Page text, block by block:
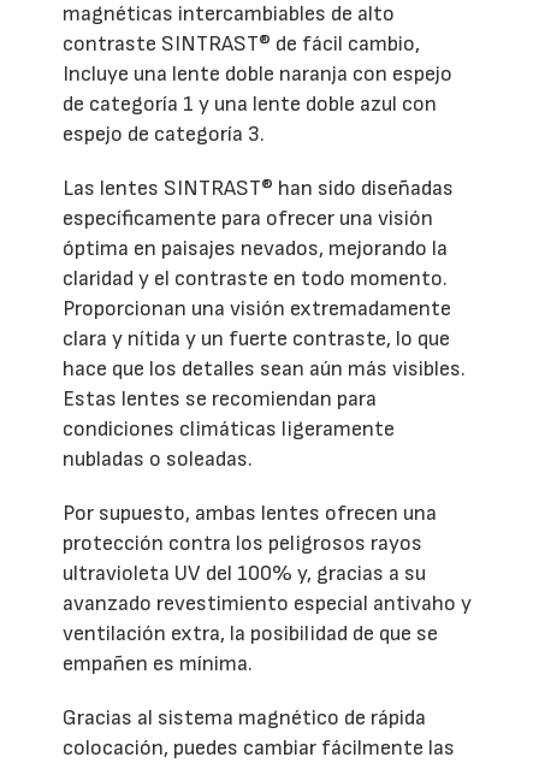
magnéticas intercambiables de alto
contraste SINTRAST® de fácil cambio,
Incluye una lente doble naranja con espejo
de categoría 1 y una lente doble azul con
espejo de categoría 3.
Las lentes SINTRAST® han sido diseñadas
específicamente para ofrecer una visión
óptima en paisajes nevados, mejorando la
claridad y el contraste en todo momento.
Proporcionan una visión extremadamente
clara y nítida y un fuerte contraste, lo que
hace que los detalles sean aún más visibles.
Estas lentes se recomiendan para
condiciones climáticas ligeramente
nubladas o soleadas.
Por supuesto, ambas lentes ofrecen una
protección contra los peligrosos rayos
ultravioleta UV del 100% y, gracias a su
avanzado revestimiento especial antivaho y
ventilación extra, la posibilidad de que se
empañen es mínima.
Gracias al sistema magnético de rápida
colocación, puedes cambiar fácilmente las